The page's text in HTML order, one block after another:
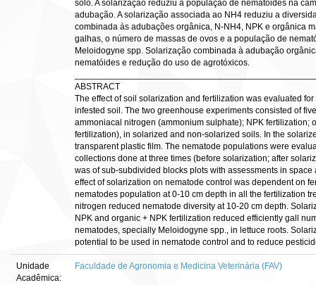
solo. A solarização reduziu a população de nematóides na
adubação. A solarização associada ao NH4 reduziu a
combinada às adubações orgânica, N-NH4, NPK e orgânica
galhas, o número de massas de ovos e a população de
Meloidogyne spp. Solarização combinada à adubação
nematóides e redução do uso de agrotóxicos.
ABSTRACT
The effect of soil solarization and fertilization was evaluated
infested soil. The two greenhouse experiments consisted of
ammoniacal nitrogen (ammonium sulphate); NPK fertilization;
fertilization), in solarized and non-solarized soils. In the
transparent plastic film. The nematode populations were
collections done at three times (before solarization; after
was of sub-subdivided blocks plots with assessments in
effect of solarization on nematode control was dependent on
nematodes population at 0-10 cm depth in all the fertilization
nitrogen reduced nematode diversity at 10-20 cm depth.
NPK and organic + NPK fertilization reduced efficiently gall
nematodes, specially Meloidogyne spp., in lettuce roots.
potential to be used in nematode control and to reduce
Unidade
Acadêmica:
Faculdade de Agronomia e Medicina Veterinária (FAV)